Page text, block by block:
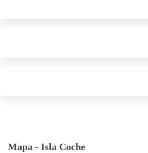
Mapa - Isla Coche